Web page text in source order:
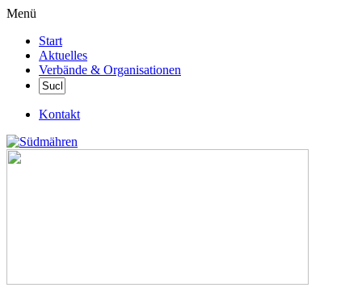
Menü
Start
Aktuelles
Verbände & Organisationen
Kontakt